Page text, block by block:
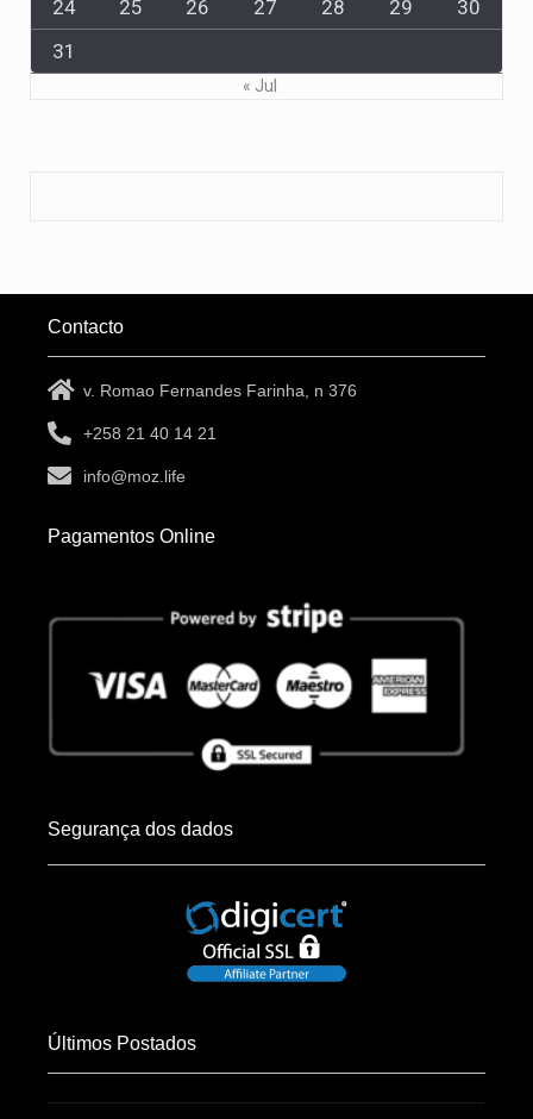
24
25 26 27 28 29
30
31
« Jul
Contacto
v. Romao Fernandes Farinha, n 376
+258 21 40 14 21
info@moz.life
Pagamentos Online
Segurança dos dados
Últimos Postados